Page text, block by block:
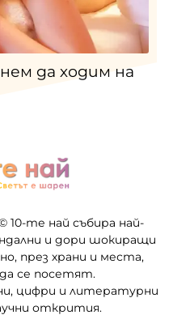
да ходим на
10-те най събира най-
и дори шокиращи
през храни и места,
се посетят.
цифри и литературни
открития.